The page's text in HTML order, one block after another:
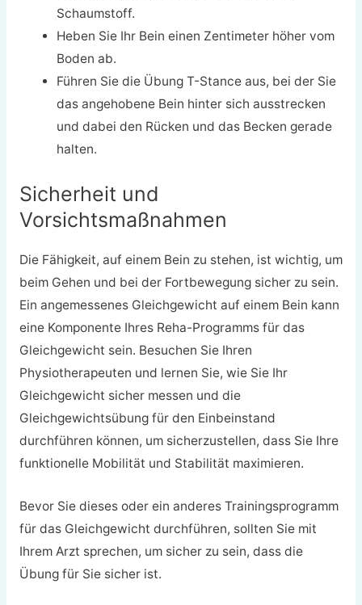
Schaumstoff.
Heben Sie Ihr Bein einen Zentimeter höher vom
Boden ab.
Führen Sie die Übung T-Stance aus, bei der Sie
das angehobene Bein hinter sich ausstrecken
und dabei den Rücken und das Becken gerade
halten.
Sicherheit und
Vorsichtsmaßnahmen
Die Fähigkeit, auf einem Bein zu stehen, ist wichtig, um
beim Gehen und bei der Fortbewegung sicher zu sein.
Ein angemessenes Gleichgewicht auf einem Bein kann
eine Komponente Ihres Reha-Programms für das
Gleichgewicht sein. Besuchen Sie Ihren
Physiotherapeuten und lernen Sie, wie Sie Ihr
Gleichgewicht sicher messen und die
Gleichgewichtsübung für den Einbeinstand
durchführen können, um sicherzustellen, dass Sie Ihre
funktionelle Mobilität und Stabilität maximieren.
Bevor Sie dieses oder ein anderes Trainingsprogramm
für das Gleichgewicht durchführen, sollten Sie mit
Ihrem Arzt sprechen, um sicher zu sein, dass die
Übung für Sie sicher ist.